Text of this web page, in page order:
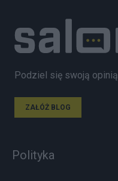
Podziel się swoją opinią
ZAŁÓŻ BLOG
Polityka